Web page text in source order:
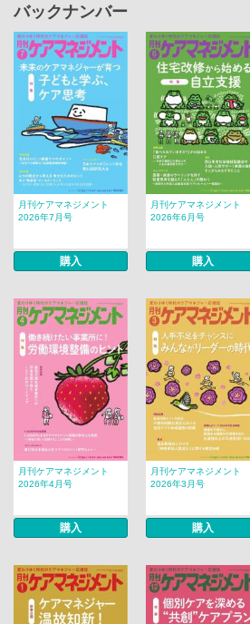
バックナンバー
月刊ケアマネジメント
2026年7月号
購入
月刊ケアマネジメント
2026年6月号
購入
月刊ケアマネジメント
2026年4月号
購入
月刊ケアマネジメント
2026年3月号
購入